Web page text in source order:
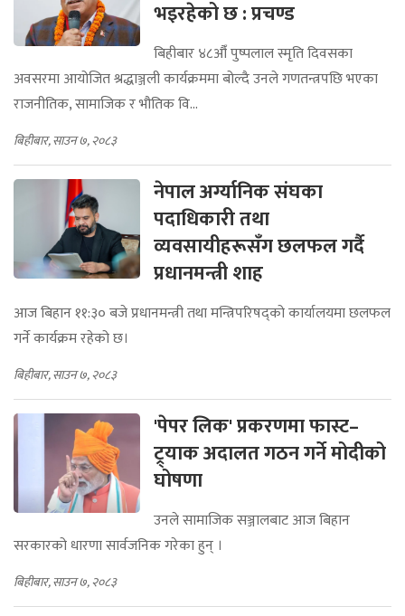
भइरहेको छ : प्रचण्ड
बिहीबार ४८औँ पुष्पलाल स्मृति दिवसका
अवसरमा आयोजित श्रद्धाञ्जली कार्यक्रममा बोल्दै उनले गणतन्त्रपछि भएका
राजनीतिक, सामाजिक र भौतिक वि...
बिहीबार, साउन ७, २०८३
नेपाल अर्ग्यानिक संघका
पदाधिकारी तथा
व्यवसायीहरूसँग छलफल गर्दै
प्रधानमन्त्री शाह
आज बिहान ११:३० बजे प्रधानमन्त्री तथा मन्त्रिपरिषद्को कार्यालयमा छलफल
गर्ने कार्यक्रम रहेको छ।
बिहीबार, साउन ७, २०८३
'पेपर लिक' प्रकरणमा फास्ट–
ट्र्याक अदालत गठन गर्ने मोदीको
घोषणा
उनले सामाजिक सञ्जालबाट आज बिहान
सरकारको धारणा सार्वजनिक गरेका हुन् ।
बिहीबार, साउन ७, २०८३